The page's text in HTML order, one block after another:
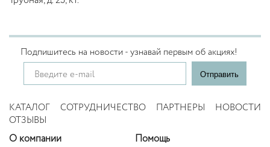
Подпишитесь на новости - узнавай первым об акциях!
КАТАЛОГ СОТРУДНИЧЕСТВО ПАРТНЕРЫ
НОВОСТИ
ОТЗЫВЫ
О компании Помощь